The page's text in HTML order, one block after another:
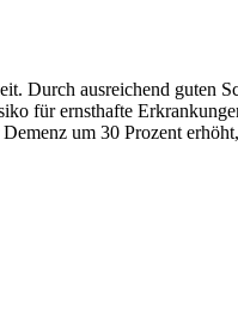
Durch ausreichend guten
für ernsthafte
um 30 Prozent